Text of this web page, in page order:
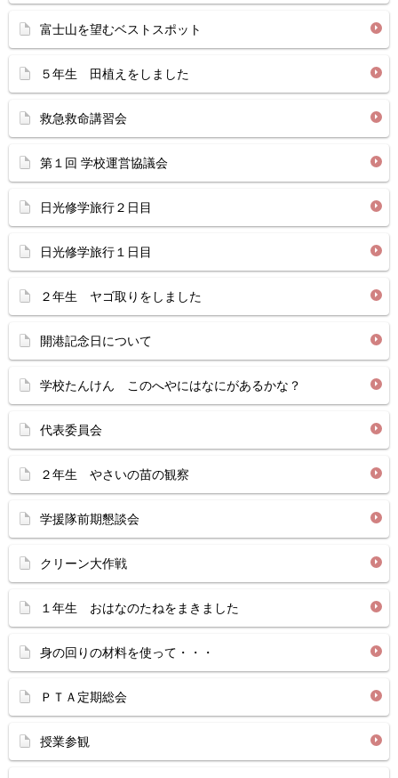
富士山を望むベストスポット
５年生 田植えをしました
救急救命講習会
第１回 学校運営協議会
日光修学旅行２日目
日光修学旅行１日目
２年生 ヤゴ取りをしました
開港記念日について
学校たんけん このへやにはなにがあるかな？
代表委員会
２年生 やさいの苗の観察
学援隊前期懇談会
クリーン大作戦
１年生 おはなのたねをまきました
身の回りの材料を使って・・・
ＰＴＡ定期総会
授業参観